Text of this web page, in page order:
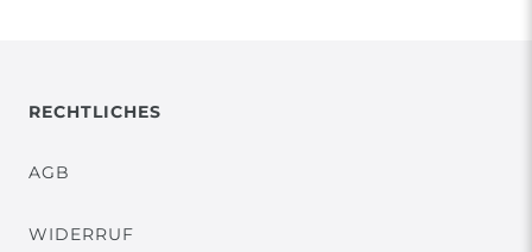
RECHTLICHES
AGB
WIDERRUF